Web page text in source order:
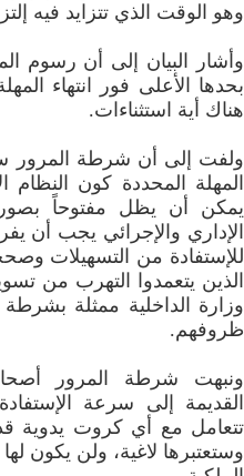
وهو الوقت الذي تتزايد فيه
وأشار البيان إلى أن رسوم
بحدها الأعلى فور انتهاء
هناك أية استثناءات.
ولفت إلى أن شرطة المرور
المهلة المحددة كون النظام
يمكن أن يظل مفتوحاً
الإداري والإجرائي يجب أن
للإستفادة من التسهيلات
الذين يتعمدوا التهرب من
وزارة الداخلية ممثلة بشرطة
ظروفهم.
ونبهت شرطة المرور
القديمة إلى سرعة
تتعامل مع أي كروت يدوية
وستعتبرها لاغية، ولن يكون